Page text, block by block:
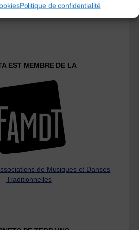
Politique de confidentialité
EST MEMBRE DE LA
de Musiques et Danses
Traditionnelles